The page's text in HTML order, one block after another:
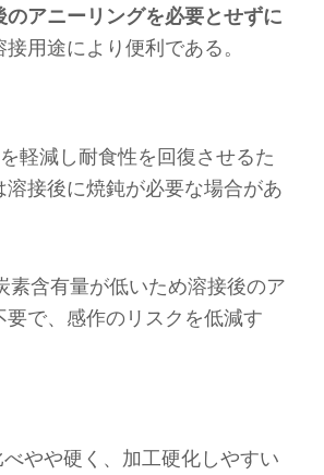
のアニーリングを必要とせずに
接用途により便利である。
軽減し耐食性を回復させるた
接後に焼鈍が必要な場合があ
素含有量が低いため溶接後のア
で、感作のリスクを低減す
やや硬く、加工硬化しやすい